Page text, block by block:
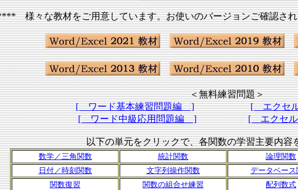
様々な教材をご用意しています。お使いのバージョンご確認さ
＜無料練習問題＞
[ ワード基本練習問題編 ]
[ エクセ
[ ワード中級応用問題編 ]
[ エクセ
以下の単元をクリックで、各関数の学習主要内容
数学／三角関数 統計関数 論理関数
日付／時刻関数
文字列操作関数 データベース
関数復習
関数の組合せ練習 配列数式